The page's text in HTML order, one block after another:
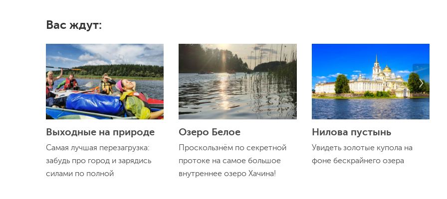
Вас ждут:
Выходные на природе
Самая лучшая перезагрузка:
забудь про город и зарядись
силами по полной
Озеро Белое
Проскользнём по секретной
протоке на самое большое
внутреннее озеро Хачина!
Нилова пустынь
Увидеть золотые купола на
фоне бескрайнего озера